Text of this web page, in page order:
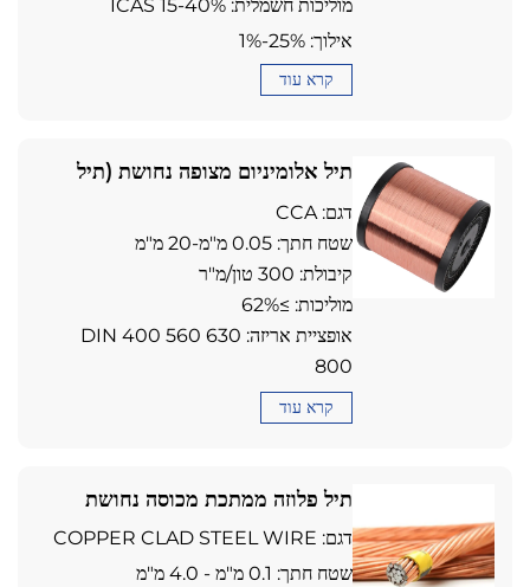
מוליכות חשמלית: 15-40% ICAS
אילוך: 1%-25%
קרא עוד
תיל אלומיניום מצופה נחושת (תיל
CCA)
דגם: CCA
שטח חתך: 0.05 מ"מ-20 מ"מ
קיבולת: 300 טון/מ"ר
מוליכות: ≥62%
אופציית אריזה: DIN 400 560 630
800
קרא עוד
תיל פלוזה ממתכת מכוסה נחושת
דגם: COPPER CLAD STEEL WIRE
שטח חתך: 0.1 מ"מ - 4.0 מ"מ